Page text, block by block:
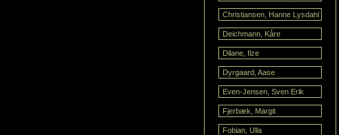
Christiansen, Hanne Lysdahl
Deichmann, Kåre
Dilane, Ilze
Dyrgaard, Aase
Even-Jensen, Sven Erik
Fjerbæk, Margit
Fobian, Ulla